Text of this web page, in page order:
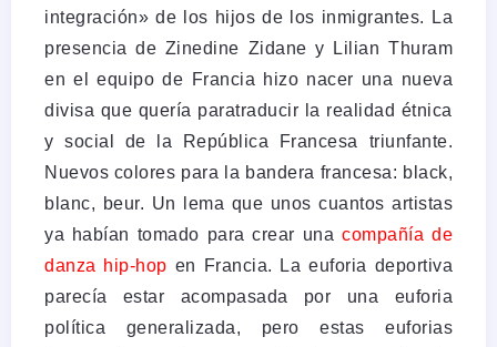
integración» de los hijos de los inmigrantes. La
presencia de Zinedine Zidane y Lilian Thuram
en el equipo de Francia hizo nacer una nueva
divisa que quería paratraducir la realidad étnica
y social de la República Francesa triunfante.
Nuevos colores para la bandera francesa: black,
blanc, beur. Un lema que unos cuantos artistas
ya habían tomado para crear unacompañía de
danza hip-hop en Francia. La euforia deportiva
parecía estar acompasada por una euforia
política generalizada, pero estas euforias